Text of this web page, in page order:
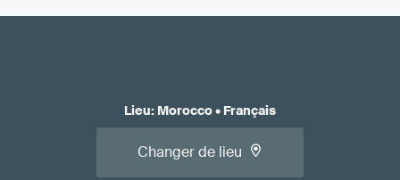
Lieu: Morocco• Français
Changer de lieu